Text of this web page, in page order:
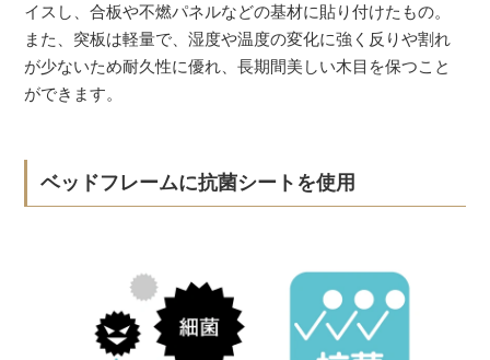
イスし、合板や不燃パネルなどの基材に貼り付けたもの。
また、突板は軽量で、湿度や温度の変化に強く反りや割れ
が少ないため耐久性に優れ、長期間美しい木目を保つこと
ができます。
ベッドフレームに抗菌シートを使用